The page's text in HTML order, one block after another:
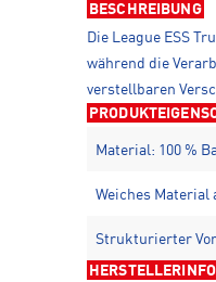
BESCHREIBUNG
Die League ESS
während die
verstellbaren
Material: 100 %
Weiches Material
Strukturierter